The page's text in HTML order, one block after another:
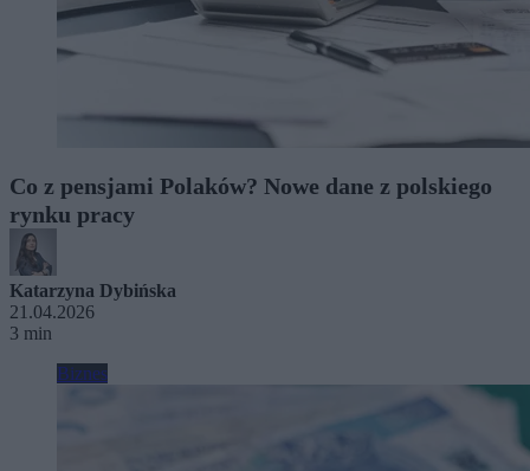
Co z pensjami Polaków? Nowe dane z polskiego
rynku pracy
Katarzyna Dybińska
21.04.2026
3 min
Biznes